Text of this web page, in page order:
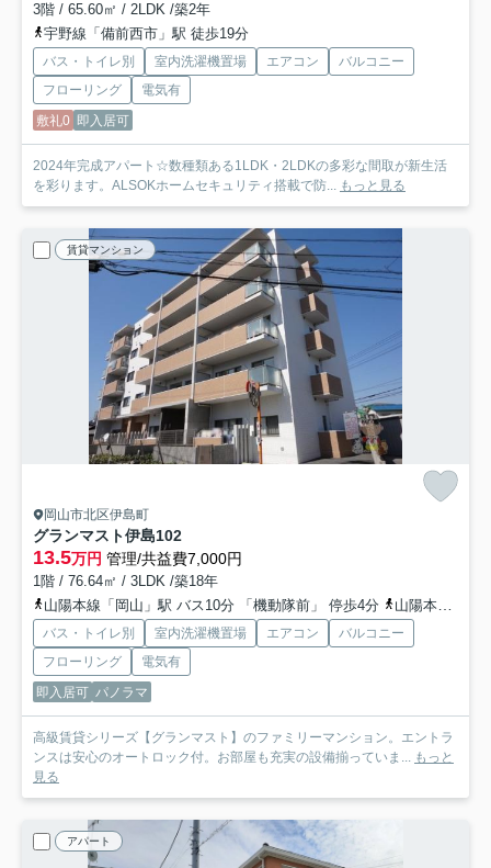
3階 / 65.60㎡ / 2LDK /築2年
宇野線「備前西市」駅 徒歩19分
バス・トイレ別 室内洗濯機置場 エアコン
バルコニー
フローリング
電気有
敷礼0 即入居可
2024年完成アパート☆数種類ある1LDK・2LDKの多彩な間取が新生活
を彩ります。ALSOKホームセキュリティ搭載で防... もっと見る
賃貸マンション
岡山市北区伊島町
グランマスト伊島102
13.5万円 管理/共益費7,000円
1階 / 76.64㎡ / 3LDK /築18年
山陽本線「岡山」駅 バス10分 「機動隊前」 停歩4分
山陽本線「岡山」駅 徒歩29分
バス・トイレ別 室内洗濯機置場 エアコン
バルコニー
フローリング
電気有
即入居可 パノラマ
高級賃貸シリーズ【グランマスト】のファミリーマンション。エントラ
ンスは安心のオートロック付。お部屋も充実の設備揃っていま... もっと
見る
アパート